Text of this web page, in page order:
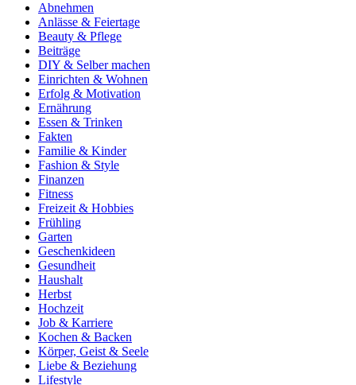
Abnehmen
Anlässe & Feiertage
Beauty & Pflege
Beiträge
DIY & Selber machen
Einrichten & Wohnen
Erfolg & Motivation
Ernährung
Essen & Trinken
Fakten
Familie & Kinder
Fashion & Style
Finanzen
Fitness
Freizeit & Hobbies
Frühling
Garten
Geschenkideen
Gesundheit
Haushalt
Herbst
Hochzeit
Job & Karriere
Kochen & Backen
Körper, Geist & Seele
Liebe & Beziehung
Lifestyle